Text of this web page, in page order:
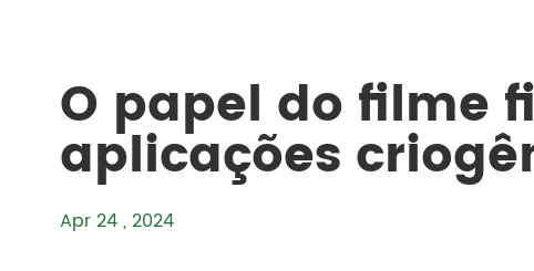
O papel do filme
aplicações
Apr 24 , 2024